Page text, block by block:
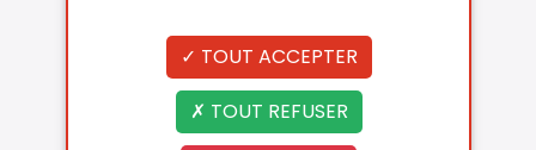
TOUT ACCEPTER
TOUT REFUSER